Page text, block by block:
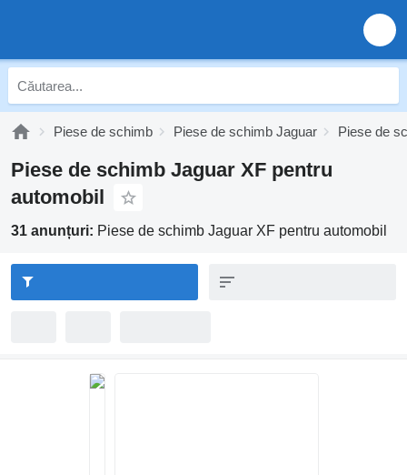
Piese de schimb Piese de schimb Jaguar Piese de
Piese de schimb Jaguar XF pentru
automobil
31 anunțuri: Piese de schimb Jaguar XF pentru automobil